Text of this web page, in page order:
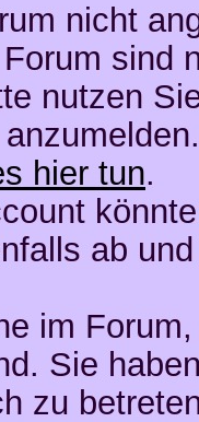
nicht
sind
nutzen
hier tun.
ab
im
Sie
zu